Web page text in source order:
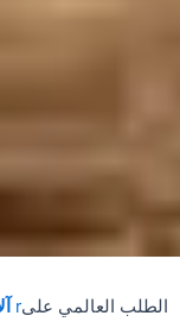
الطلب العالمي علىr